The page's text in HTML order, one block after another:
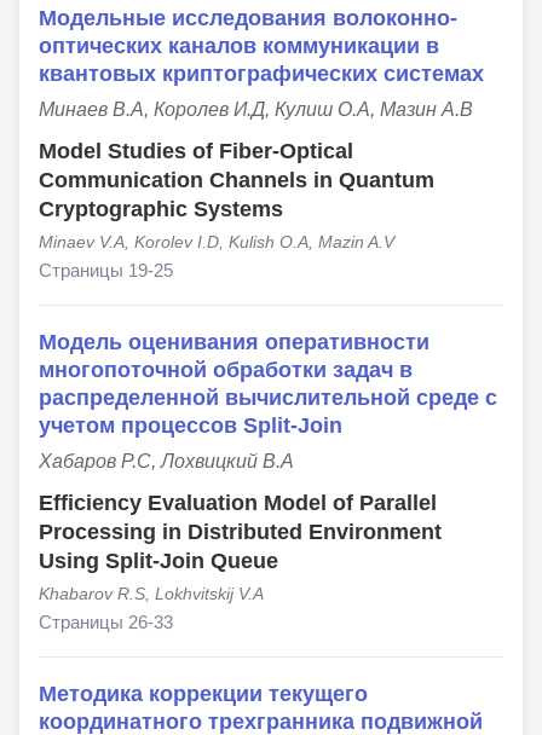
Модельные исследования волоконно-
оптических каналов коммуникации в
квантовых криптографических системах
Минаев В.А, Королев И.Д, Кулиш О.А, Мазин А.В
Model Studies of Fiber-Optical
Communication Channels in Quantum
Cryptographic Systems
Minaev V.A, Korolev I.D, Kulish O.A, Mazin A.V
Страницы 19-25
Модель оценивания оперативности
многопоточной обработки задач в
распределенной вычислительной среде с
учетом процессов Split-Join
Хабаров Р.С, Лохвицкий В.А
Efficiency Evaluation Model of Parallel
Processing in Distributed Environment
Using Split-Join Queue
Khabarov R.S, Lokhvitskij V.A
Страницы 26-33
Методика коррекции текущего
координатного трехгранника подвижной